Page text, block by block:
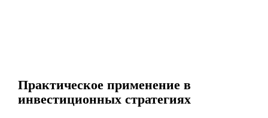
Практическое применение в
инвестиционных стратегиях